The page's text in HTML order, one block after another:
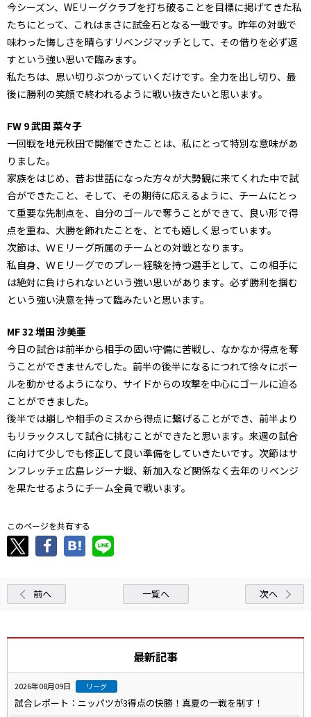
今シーズン、WEリーグクラブを打ち破ることを目標に掲げてきた私
たちにとって、これはまさに試金石となる一戦です。昨年の対戦で
味わった悔しさを晴らすリベンジマッチとして、その借りを必ず返
すという強い思いで臨みます。
私たちは、思い切りぶつかっていくだけです。全力を出し切り、最
後に勝利の笑顔で終われるように戦い抜きたいと思います。
FW 9 武田 菜々子
一回戦を地元秋田で開催できたことは、私にとって特別な意味があ
りました。
家族をはじめ、昔お世話になった方々が大勢観に来てくれた中で試
合ができたこと、そして、その期待に応えるように、チームにとっ
て重要な先制点を、自分のゴールで奪うことができて、良い形で得
点を重ね、大勝を飾れたことを、とても嬉しく思っています。
次節は、ＷＥリーグ所属のチームとの対戦となります。
私自身、ＷＥリーグでのプレー経験を持つ選手として、この相手に
は絶対に負けられないという強い思いがあります。必ず勝利を掴む
という強い決意を持って臨みたいと思います。
MF 32 増田 沙美亜
今日の試合は前半から相手の固い守備に苦戦し、なかなか得点を奪
うことができませんでした。前半の後半になるにつれて徐々にボー
ルを動かせるようになり、サイドからの攻撃を中心にゴールに迫る
ことができました。
後半では崩しや相手のミスから得点に繋げることができ、前半より
もリラックスして試合に挑むことができたと思います。来週の試合
に向けて少しでも修正して良い準備をしていきたいです。次節はサ
ンフレッチェ広島レジーナ戦、新加入など関係なく去年のリベンジ
を果たせるようにチーム全員で戦います。
このページを共有する
前へ 一覧へ 次へ
最新記事
2026年08月09日 リーグ
試合レポート：ニッパツが3得点の快勝！真夏の一戦を制す！